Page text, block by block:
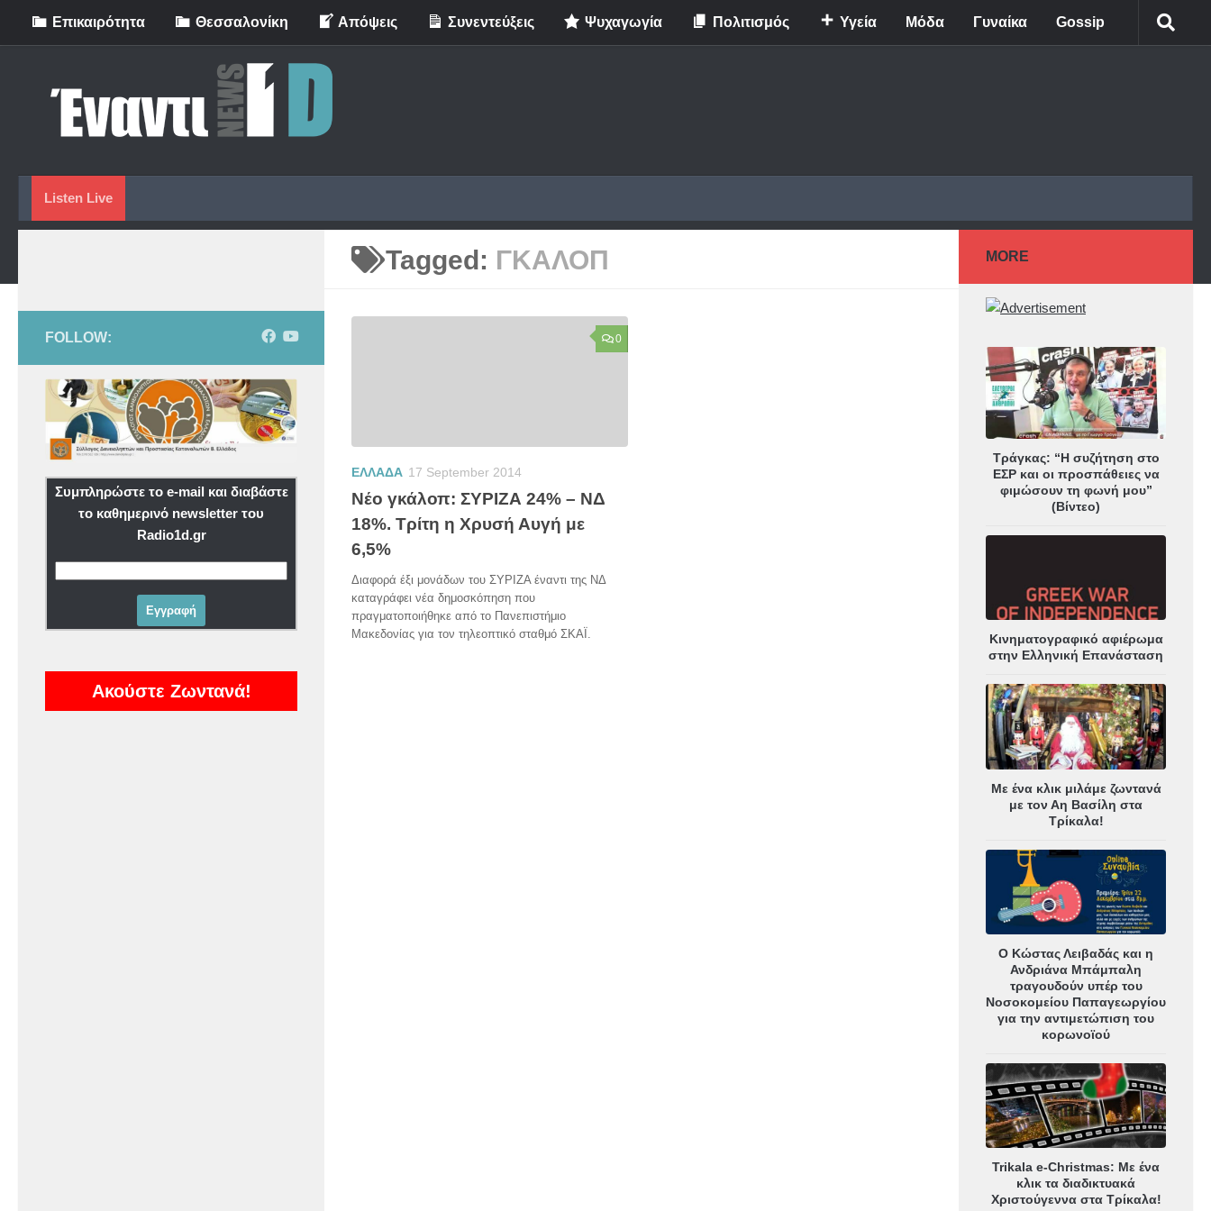
Skip to content
Eπικαιρότητα Θεσσαλονίκη Απόψεις Συνεντεύξεις Ψυχαγωγία Πολιτισμός Υγεία Μόδα Γυναίκα Gossip
Listen Live
Tagged: ΓΚΑΛΟΠ
0
ΕΛΛΑΔΑ 17 September 2014
Νέο γκάλοπ: ΣΥΡΙΖΑ 24% – ΝΔ
18%. Τρίτη η Χρυσή Αυγή με
6,5%
Διαφορά έξι μονάδων του ΣΥΡΙΖΑ έναντι της ΝΔ
καταγράφει νέα δημοσκόπηση που
πραγματοποιήθηκε από το Πανεπιστήμιο
Μακεδονίας για τον τηλεοπτικό σταθμό ΣΚΑΪ.
FOLLOW:
Συμπληρώστε το e-mail και διαβάστε
το καθημερινό newsletter του
Radio1d.gr
Ακούστε Ζωντανά!
MORE
Τράγκας: “Η συζήτηση στο
ΕΣΡ και οι προσπάθειες να
φιμώσουν τη φωνή μου”
(Βίντεο)
Κινηματογραφικό αφιέρωμα
στην Ελληνική Επανάσταση
Με ένα κλικ μιλάμε ζωντανά
με τον Αη Βασίλη στα
Τρίκαλα!
Ο Κώστας Λειβαδάς και η
Ανδριάνα Μπάμπαλη
τραγουδούν υπέρ του
Νοσοκομείου Παπαγεωργίου
για την αντιμετώπιση του
κορωνοϊού
Trikala e-Christmas: Με ένα
κλικ τα διαδικτυακά
Χριστούγεννα στα Τρίκαλα!